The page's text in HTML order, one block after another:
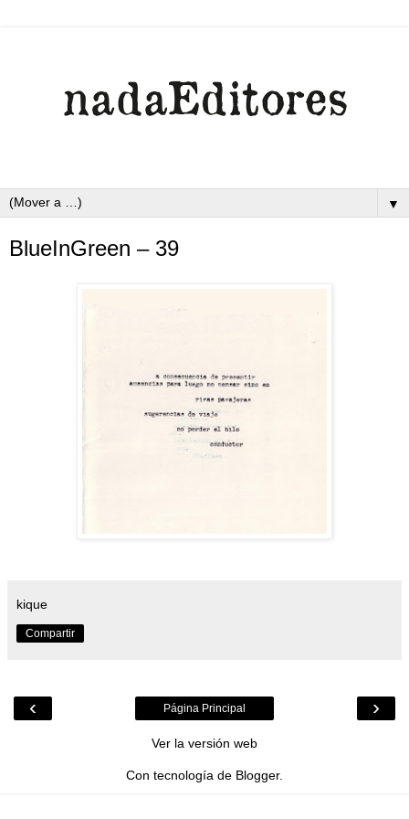
▼
BlueInGreen – 39
kique
Compartir
‹ ›
Página Principal
Ver la versión web
Con tecnología de Blogger.